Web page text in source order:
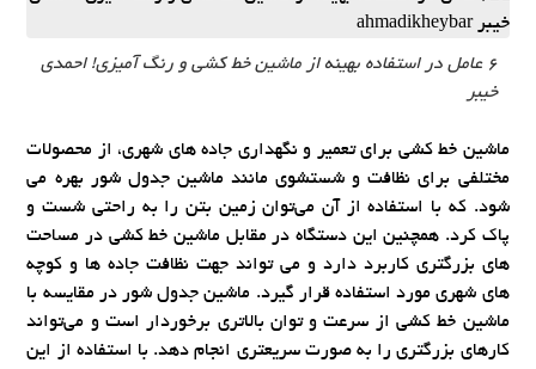
6 عامل در استفاده بهینه از ماشین خط کشی و رنگ آمیزی! احمدی
خیبر
ماشین خط کشی برای تعمیر و نگهداری جاده های شهری، از محصولات
مختلفی برای نظافت و شستشوی مانند ماشین جدول شور بهره می
شود. که با استفاده از آن می‌توان زمین بتن را به راحتی شست و
پاک کرد. همچنین این دستگاه در مقابل ماشین خط کشی در مساحت
های بزرگتری کاربرد دارد و می تواند جهت نظافت جاده ها و کوچه
های شهری مورد استفاده قرار گیرد. ماشین جدول شور در مقایسه با
ماشین خط کشی از سرعت و توان بالاتری برخوردار است و می‌تواند
کارهای بزرگتری را به صورت سریعتری انجام دهد. با استفاده از این